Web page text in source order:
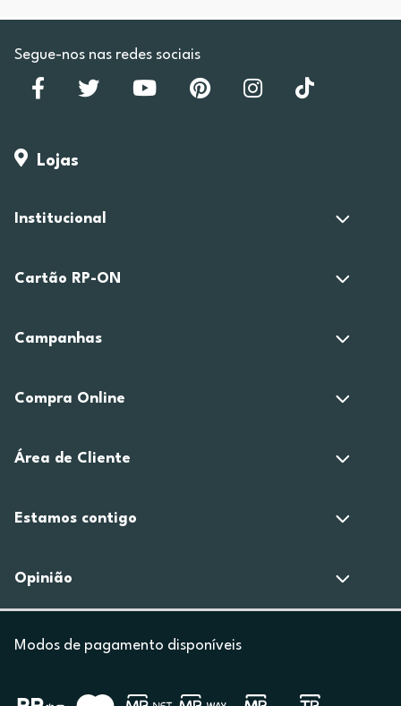
Segue-nos nas redes sociais
Lojas
Institucional
Cartão RP-ON
Campanhas
Compra Online
Área de Cliente
Estamos contigo
Opinião
Modos de pagamento disponíveis